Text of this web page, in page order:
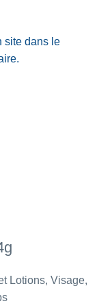
site dans le
Lotions, Visage,